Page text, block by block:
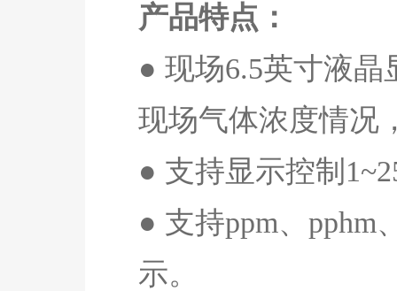
产品特点：
● 现场6.5英寸液晶
现场气体浓度情况
● 支持显示控制
● 支持ppm、 pphm
示。